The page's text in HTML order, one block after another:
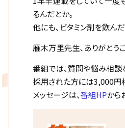
るんだとか。
他にも、ビタミン剤を飲ん
雁木万里先生、ありがとう
番組では、質問や悩み相談
採用された方には3,000円
メッセージは、番組HPから